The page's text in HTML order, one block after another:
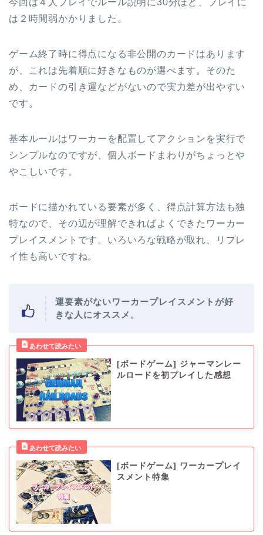
今回は４人プレイでルール説明に30分ほど、プレイに
は２時間弱かかりました。
ゲーム終了時に得点になる非公開のカードはあります
が、これは先着順に好きなものが選べます。そのた
め、カードの引き運などがないので実力差が出やすい
です。
基本ルールはワーカーを配置してアクションを実行で
シンプルなのですが、個人ボードまわりがちょっとや
やこしいです。
ボードに描かれている要素が多く、得点計算方法も独
特なので、その辺が理解できればよくできたワーカー
プレイスメントです。いろいろな戦略が取れ、リプレ
イ性も高いですね。
運要素がないワーカープレイスメントが好
きな人にオススメ。
[ボードゲーム] ジャーマンレー
ルロードを初プレイした感想
[ボードゲーム] ワーカープレイ
スメント特集